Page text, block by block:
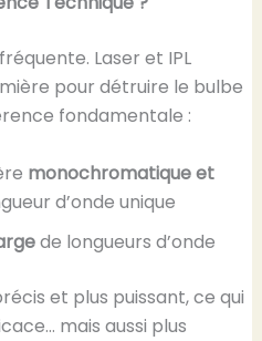
Laser et IPL
pour détruire le bulbe
fondamentale :
monochromatique et
d’onde unique
de longueurs d’onde
et plus puissant, ce qui
mais aussi plus